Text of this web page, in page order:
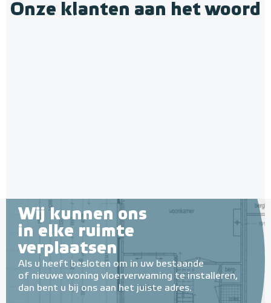
Onze klanten aan het woord
Wij kunnen ons
in elke ruimte
verplaatsen
Als u heeft besloten om in uw bestaande
of nieuwe woning vloerverwaming te installeren,
dan bent u bij ons aan het juiste adres.